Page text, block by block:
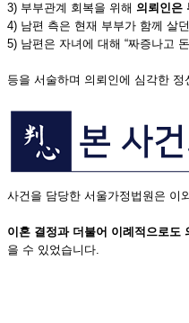
3) 부부관계 회복을 위해 의뢰인은
4) 남편 측은 현재 부부가 함께 살
5) 남편은 자녀에 대해 “짜증나고
등을 서술하며 의뢰인에 심각한
사건을 담당한 서울가정법원은 이
이혼 결정과 더불어 이례적으로도
을 수 있었습니다.